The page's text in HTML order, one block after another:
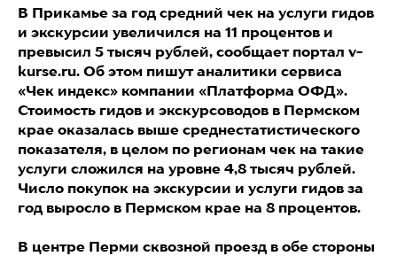
В Прикамье за год средний чек на услуги гидов
и экскурсии увеличился на 11 процентов и
превысил 5 тысяч рублей, сообщает портал v-
kurse.ru. Об этом пишут аналитики сервиса
«Чек индекс» компании «Платформа ОФД».
Стоимость гидов и экскурсоводов в Пермском
крае оказалась выше среднестатистического
показателя, в целом по регионам чек на такие
услуги сложился на уровне 4,8 тысяч рублей.
Число покупок на экскурсии и услуги гидов за
год выросло в Пермском крае на 8 процентов.
В центре Перми сквозной проезд в обе стороны